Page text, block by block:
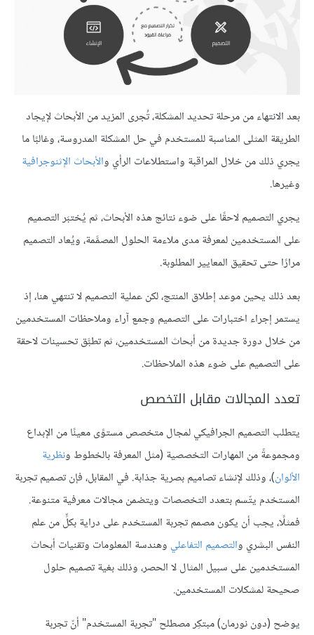
بعد الانتهاء من مرحلة تحديد المشكلة، تُجرى المزيد من الأبحاث لإيجاد
الطريقة المثلى المناسبة للمستخدم في حل المشكلة المدروسة، وغالبًا ما
يجري ذلك من خلال المراقبة واستطلاعات الرأي والأبحاث الإثنوجرافية
وغيرها.
يجري التصميم لاحقًا على ضوء نتائج هذه الأبحاث، ثم يُختبَر التصميم
على المستخدمين لمعرفة مدى ملاءمة الحلول المصمَّمة، ويُعاد التصميم
مرارًا حتى تحقيق المعايير المطلوبة.
بعد ذلك يحين موعد إطلاق المنتج، لكن عملية التصميم لا تنتهي هنا، إذ
يستمر إجراء اختبارات على التصميم وجمع آراء وملاحظات المستخدمين
من خلال دورة جديدة من أبحاث المستخدمين، ثم تطبَّق تحسينات لاحقة
على التصميم على ضوء هذه الملاحظات.
تعدد المجالات مقابل التخصص
يتطلب التصميم الجرافيكي لمجال متخصص مستوًى معينًا من الإبداع
ومجموعةً من المهارات التخصصية (مثل المعرفة بالخطوط ونظرية
الألوان)، وذلك لإنشاء تصاميم بصرية جذابة. في المقابل، فإن تصميم تجربة
المستخدم يتّسم بتعدد التخصصات ويتضمن مجالات معرفية متنوعة.
فمثلًا، يجب أن يكون مصمم تجربة المستخدم على دراية بكلٍّ من علم
النفس البشري والتصميم التفاعلي وهندسة المعلومات وتقنيات أبحاث
المستخدمين على سبيل المثال لا الحصر، وذلك بغية تصميم حلول
صحيحة لمشكلات المستخدمين.
يوضح (دون نورمان) مبتكِر مصطلح "تجربة المستخدم" أنّ تجربة